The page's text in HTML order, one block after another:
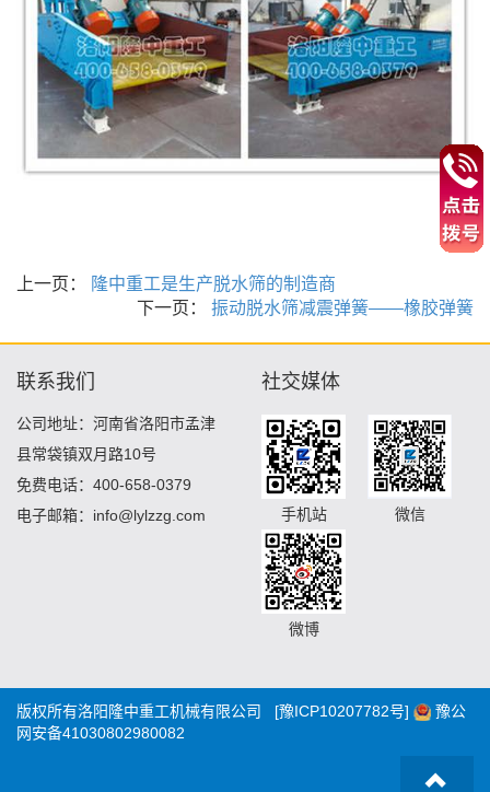
上一页：
隆中重工是生产脱水筛的制造商
下一页：
振动脱水筛减震弹簧——橡胶弹簧
联系我们
公司地址：河南省洛阳市孟津
县常袋镇双月路10号
免费电话：400-658-0379
电子邮箱：info@lylzzg.com
社交媒体
手机站 微信
微博
版权所有洛阳隆中重工机械有限公司 [豫ICP10207782号]
豫公
网安备41030802980082
